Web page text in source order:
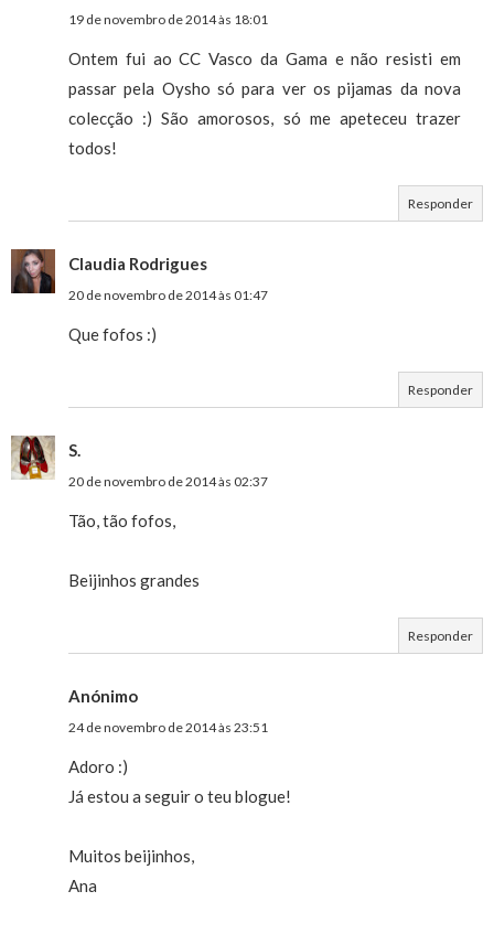
19 de novembro de 2014 às 18:01
Ontem fui ao CC Vasco da Gama e não resisti em
passar pela Oysho só para ver os pijamas da nova
colecção :) São amorosos, só me apeteceu trazer
todos!
Responder
Claudia Rodrigues
20 de novembro de 2014 às 01:47
Que fofos :)
Responder
S.
20 de novembro de 2014 às 02:37
Tão, tão fofos,
Beijinhos grandes
Responder
Anónimo
24 de novembro de 2014 às 23:51
Adoro :)
Já estou a seguir o teu blogue!
Muitos beijinhos,
Ana